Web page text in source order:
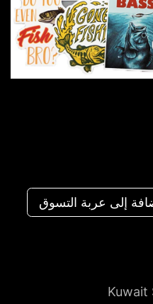
إلى عربة التسوق
Kuwait